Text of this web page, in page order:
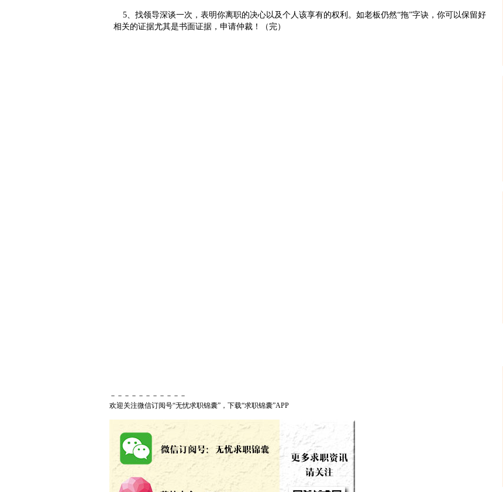
5、找领导深谈一次，表明你离职的决心以及个人该享有的权利。如老板仍然“拖”字诀，你可以保留好
相关的证据尤其是书面证据，申请仲裁！（完）
－－－－－－－－－－－
欢迎关注微信订阅号“无忧求职锦囊”，下载“求职锦囊”APP